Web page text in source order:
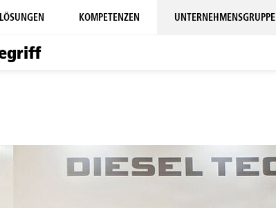
LÖSUNGEN KOMPETENZEN UNTERNEHMENSGRUPPE